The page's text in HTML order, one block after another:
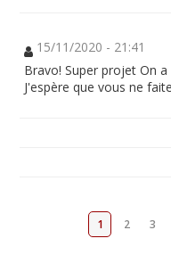
15/11/2020 - 21:41
Bravo! Super projet On
J'espère que vous ne
1 2 3